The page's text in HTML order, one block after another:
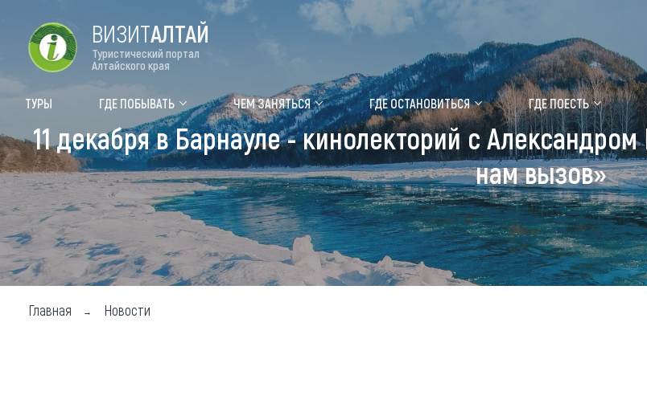
Форум VISIT ALTAI Цветение маральника
Туры Где побывать
Объекты природы
Объекты истории и культуры
Объекты развлечений
Топ туристических мест
Чем
Аудиогид
Мой
ВИЗИТАЛТАЙ
Туристический портал
Алтайского края
ТУРЫ ГДЕ ПОБЫВАТЬ ЧЕМ ЗАНЯТЬСЯ ГДЕ ОСТАНОВИТЬСЯ ГДЕ ПОЕСТЬ
11 декабря в Барнауле - кинолекторий с
нам вызов»
Главная Новости